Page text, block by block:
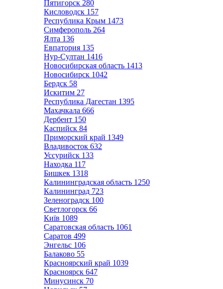
Пятигорск 280
Кисловодск 157
Республика Крым 1473
Симферополь 264
Ялта 136
Евпатория 135
Нур-Султан 1416
Новосибирская область 1413
Новосибирск 1042
Бердск 58
Искитим 27
Республика Дагестан 1395
Махачкала 666
Дербент 150
Каспийск 84
Приморский край 1349
Владивосток 632
Уссурийск 133
Находка 117
Бишкек 1318
Калининградская область 1250
Калининград 723
Зеленоградск 100
Светлогорск 66
Київ 1089
Саратовская область 1061
Саратов 499
Энгельс 106
Балаково 55
Красноярский край 1039
Красноярск 647
Минусинск 70